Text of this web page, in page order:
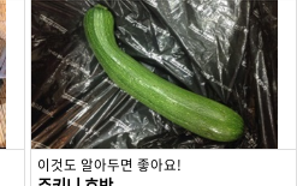
이것도 알아두면 좋아요!